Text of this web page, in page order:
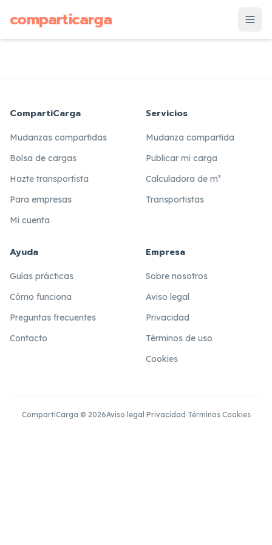
comparticarga
CompartiCarga
Mudanzas compartidas
Bolsa de cargas
Hazte transportista
Para empresas
Mi cuenta
Servicios
Mudanza compartida
Publicar mi carga
Calculadora de m³
Transportistas
Ayuda
Guías prácticas
Cómo funciona
Preguntas frecuentes
Contacto
Empresa
Sobre nosotros
Aviso legal
Privacidad
Términos de uso
Cookies
CompartiCarga © 2026Aviso legal ·Privacidad ·Términos·Cookies